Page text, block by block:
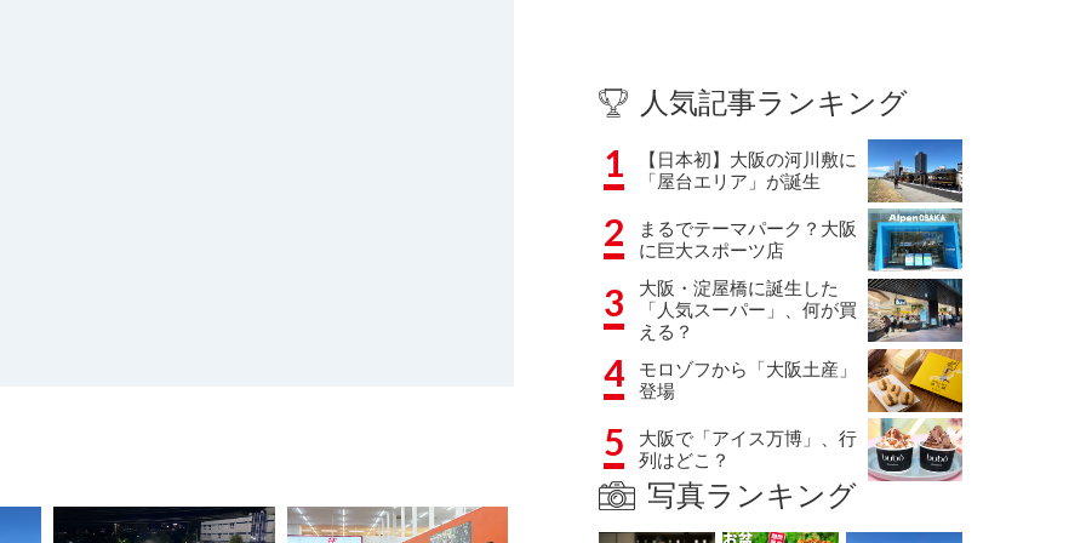
人気記事ランキング
1
【日本初】大阪の河川敷に
「屋台エリア」が誕生
2
まるでテーマパーク？大阪
に巨大スポーツ店
3
大阪・淀屋橋に誕生した
「人気スーパー」、何が買
える？
4
モロゾフから「大阪土産」
登場
5
大阪で「アイス万博」、行
列はどこ？
写真ランキング